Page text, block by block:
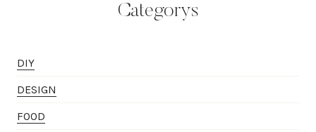
Categorys
DIY
DESIGN
FOOD